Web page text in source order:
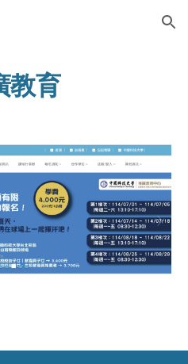
Skip to navigation
教育